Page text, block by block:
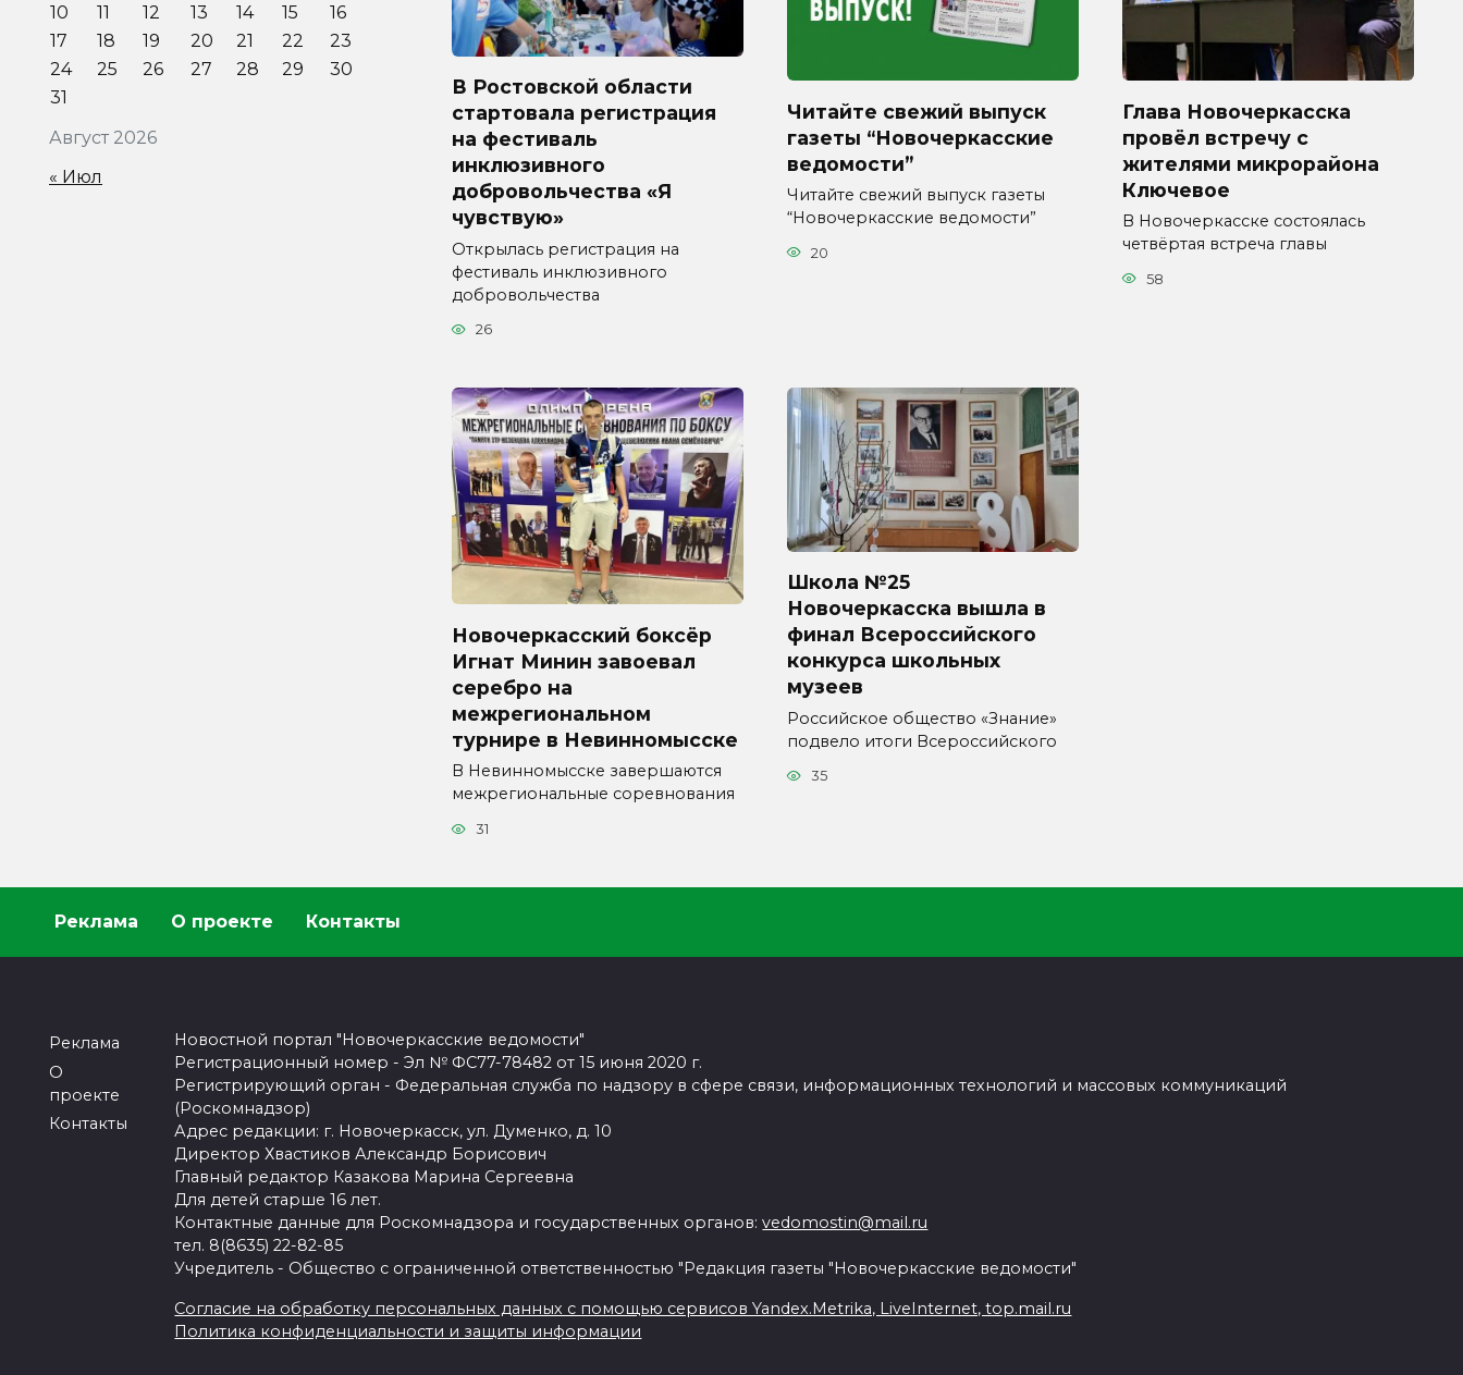
В Ростовской области
стартовала регистрация
на фестиваль
инклюзивного
добровольчества «Я
чувствую»
Открылась регистрация на
фестиваль инклюзивного
добровольчества
26
Читайте свежий выпуск
газеты “Новочеркасские
ведомости”
Читайте свежий выпуск газеты
“Новочеркасские ведомости”
20
Глава Новочеркасска
провёл встречу с
жителями микрорайона
Ключевое
В Новочеркасске состоялась
четвёртая встреча главы
58
Новочеркасский боксёр
Игнат Минин завоевал
серебро на
межрегиональном
турнире в Невинномысске
В Невинномысске завершаются
межрегиональные соревнования
31
Школа №25
Новочеркасска вышла в
финал Всероссийского
конкурса школьных
музеев
Российское общество «Знание»
подвело итоги Всероссийского
35
Август 2026
10
11 12 13 14 15
16
17
18 19 20 21 22
23
24
25 26 27 28 29
30
31
« Июл
Реклама О проекте Контакты
Реклама
О
проекте
Контакты
Новостной портал "Новочеркасские ведомости"
Регистрационный номер - Эл № ФС77-78482 от 15 июня 2020 г.
Регистрирующий орган - Федеральная служба по надзору в сфере связи, информационных технологий и массовых коммуникаций
(Роскомнадзор)
Адрес редакции: г. Новочеркасск, ул. Думенко, д. 10
Директор Хвастиков Александр Борисович
Главный редактор Казакова Марина Сергеевна
Для детей старше 16 лет.
Контактные данные для Роскомнадзора и государственных органов:vedomostin@mail.ru
тел. 8(8635) 22-82-85
Учредитель - Общество с ограниченной ответственностью "Редакция газеты "Новочеркасские ведомости"
Согласие на обработку персональных данных с помощью сервисов Yandex.Metrika, LiveInternet, top.mail.ru
Политика конфиденциальности и защиты информации